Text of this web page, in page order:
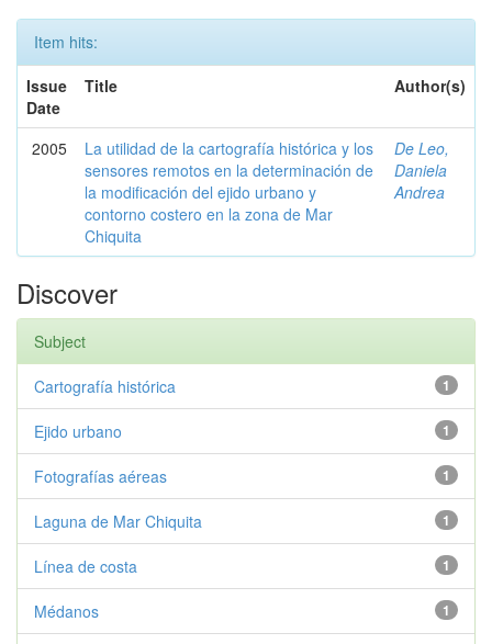
Item hits:
Issue
Date
Title Author(s)
2005
La utilidad de la cartografía histórica y los
sensores remotos en la determinación de
la modificación del ejido urbano y
contorno costero en la zona de Mar
Chiquita
De Leo,
Daniela
Andrea
Discover
Subject
1
Cartografía histórica
1
Ejido urbano
1
Fotografías aéreas
1
Laguna de Mar Chiquita
1
Línea de costa
1
Médanos